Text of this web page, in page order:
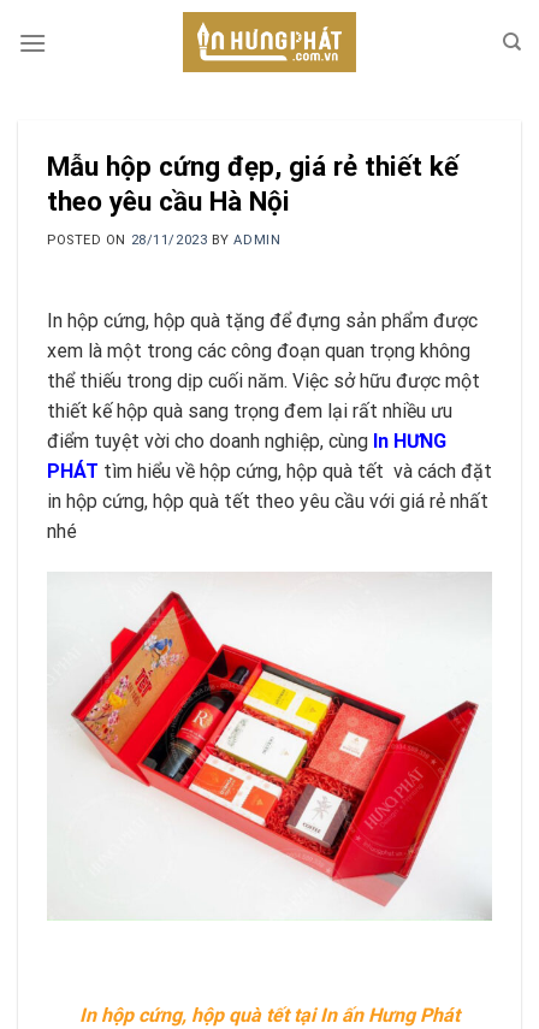
Mẫu hộp cứng đẹp, giá rẻ thiết kế
theo yêu cầu Hà Nội
POSTED ON 28/11/2023 BYADMIN
In hộp cứng, hộp quà tặng để đựng sản phẩm được
xem là một trong các công đoạn quan trọng không
thể thiếu trong dịp cuối năm. Việc sở hữu được một
thiết kế hộp quà sang trọng đem lại rất nhiều ưu
điểm tuyệt vời cho doanh nghiệp, cùng In HƯNG
PHÁT tìm hiểu về hộp cứng, hộp quà tết và cách đặt
in hộp cứng, hộp quà tết theo yêu cầu với giá rẻ nhất
nhé
In hộp cứng, hộp quà tết tại In ấn Hưng Phát